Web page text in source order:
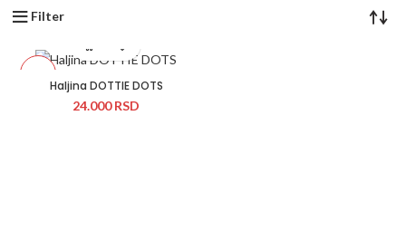
Filter
Haljina DOTTIE DOTS
24.000RSD